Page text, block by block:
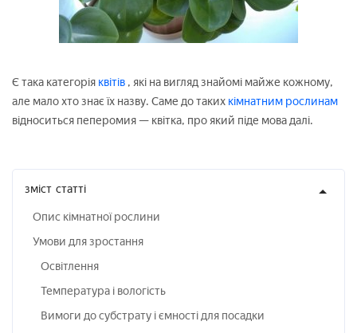
Є така категорія квітів , які на вигляд знайомі майже кожному,
але мало хто знає їх назву. Саме до таких кімнатним рослинам
відноситься пеперомия — квітка, про який піде мова далі.
зміст статті
Опис кімнатної рослини
Умови для зростання
Освітлення
Температура і вологість
Вимоги до субстрату і ємності для посадки